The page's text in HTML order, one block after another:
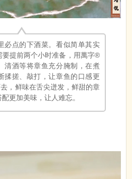
必点的下酒菜。看似简单其实
要提前两个小时准备，用萬字®
清酒等将章鱼充分腌制，在煮
揉搓、敲打，让章鱼的口感更
，鲜味在舌尖迸发，鲜甜的章
更加美味，让人难忘。